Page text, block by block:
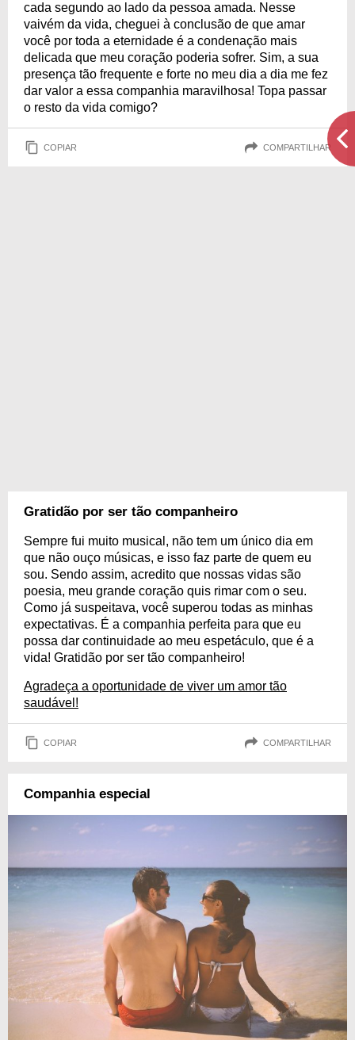
cada segundo ao lado da pessoa amada. Nesse
vaivém da vida, cheguei à conclusão de que amar
você por toda a eternidade é a condenação mais
delicada que meu coração poderia sofrer. Sim, a sua
presença tão frequente e forte no meu dia a dia me fez
dar valor a essa companhia maravilhosa! Topa passar
o resto da vida comigo?
COPIAR COMPARTILHAR
Gratidão por ser tão companheiro
Sempre fui muito musical, não tem um único dia em
que não ouço músicas, e isso faz parte de quem eu
sou. Sendo assim, acredito que nossas vidas são
poesia, meu grande coração quis rimar com o seu.
Como já suspeitava, você superou todas as minhas
expectativas. É a companhia perfeita para que eu
possa dar continuidade ao meu espetáculo, que é a
vida! Gratidão por ser tão companheiro!
Agradeça a oportunidade de viver um amor tão
saudável!
COPIAR COMPARTILHAR
Companhia especial